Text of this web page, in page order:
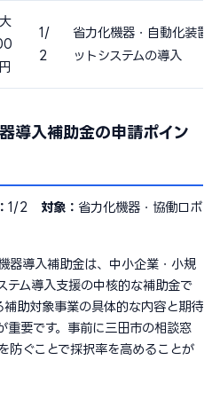
1/
2
省力化機器・自動化装
ットシステムの導入
導入補助金の申請ポイン
1/2 対象： 省力化機器・協働ロボ
器導入補助金は、中小企業・小規
テム導入支援の中核的な補助金で
補助対象事業の具体的な内容と期待
重要です。事前に三田市の相談窓
防ぐことで採択率を高めることが